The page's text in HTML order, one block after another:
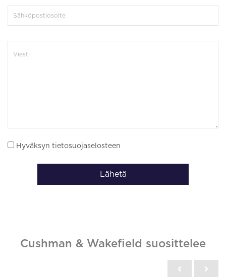
Hyväksyn tietosuojaselosteen
Lähetä
Cushman & Wakefield suosittelee